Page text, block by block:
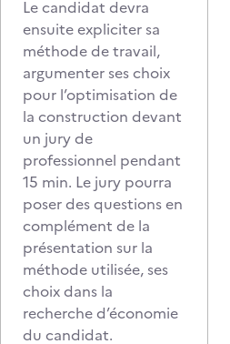
Le candidat devra
ensuite expliciter sa
méthode de travail,
argumenter ses choix
pour l’optimisation de
la construction devant
un jury de
professionnel pendant
15 min. Le jury pourra
poser des questions en
complément de la
présentation sur la
méthode utilisée, ses
choix dans la
recherche d’économie
du candidat.